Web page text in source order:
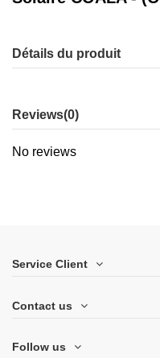
Détails du produit
Reviews(0)
No reviews
Service Client
Contact us
Follow us